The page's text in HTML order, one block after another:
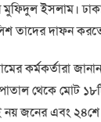
ইসলাম।
তাদের দাফন
কর্মকর্তারা
থেকে মোট
নয় জনের এবং